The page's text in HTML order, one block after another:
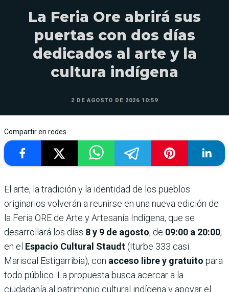
La Feria Ore abrirá sus
puertas con dos días
dedicados al arte y la
cultura indígena
2 DE AGOSTO DE 2026 10:59
Compartir en redes
El arte, la tradición y la identidad de los pueblos
originarios volverán a reunirse en una nueva edición de
la Feria ORE de Arte y Artesanía Indígena, que se
desarrollará los días 8 y 9 de agosto, de 09:00 a 20:00,
en el Espacio Cultural Staudt(Iturbe 333 casi
Mariscal Estigarribia), con acceso libre y gratuito para
todo público. La propuesta busca acercar a la
ciudadanía al patrimonio cultural indígena y apoyar el